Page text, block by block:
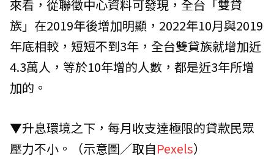
來看，從聯徵中心資料可發現，全台「雙貸
族」在2019年後增加明顯，2022年10月與2019
年底相較，短短不到3年，全台雙貸族就增加近
4.3萬人，等於10年增的人數，都是近3年所增
加的。
▼升息環境之下，每月收支達極限的貸款民眾
壓力不小。（示意圖／取自Pexels）